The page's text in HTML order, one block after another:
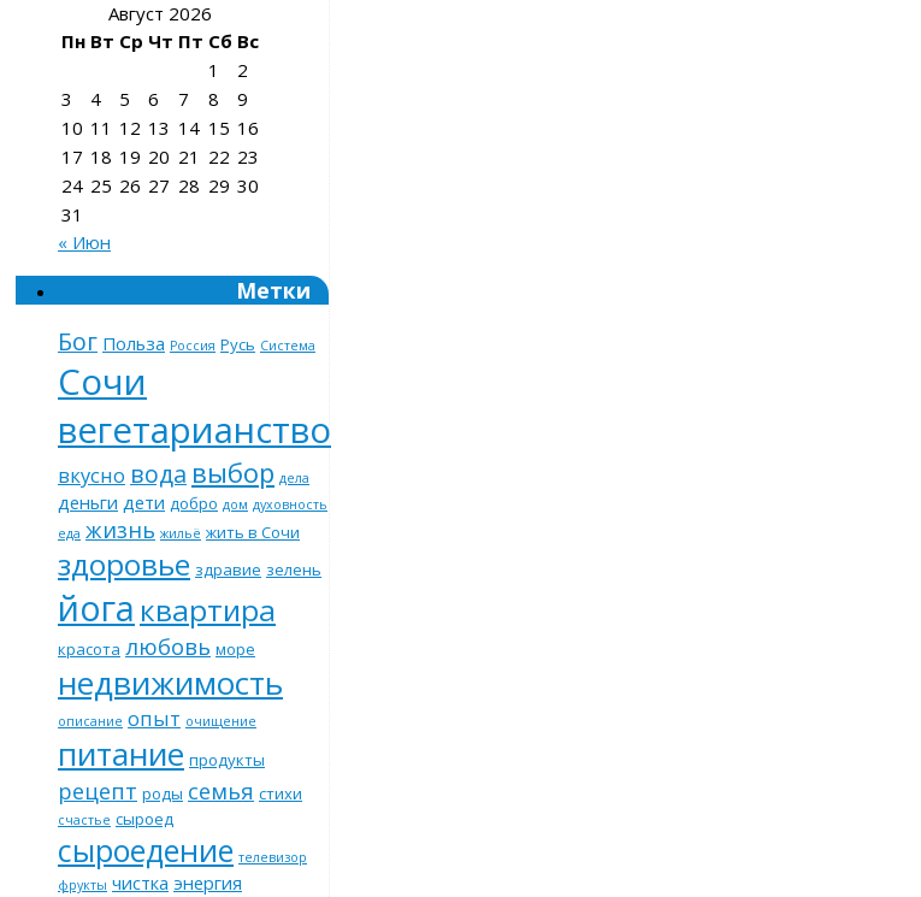
Август 2026
Пн Вт Ср Чт Пт Сб Вс
1
2
3
4 5 6 7 8
9
10 11 12 13 14 15 16
17 18 19 20 21 22 23
24 25 26 27 28 29 30
31
« Июн
Метки
Бог Польза Россия Русь Система
Сочи
вегетарианство
вкусно вода выбор дела
деньги дети добро дом духовность
еда жизнь жильё жить в Сочи
здоровье здравие зелень
йога квартира
красота любовь море
недвижимость
описание опыт очищение
питание продукты
рецепт роды семья стихи
счастье сыроед
сыроедение телевизор
фрукты чистка энергия